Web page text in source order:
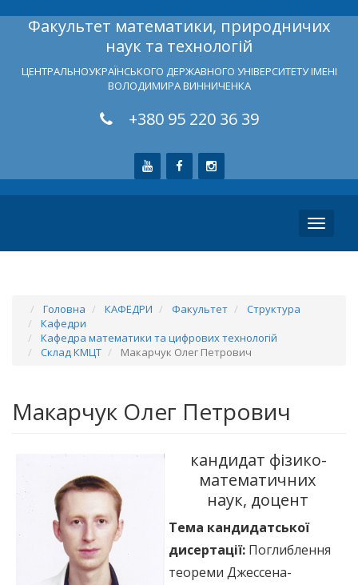
Факультет математики, природничих
наук та технологій
ЦЕНТРАЛЬНОУКРАЇНСЬКОГО ДЕРЖАВНОГО УНІВЕРСИТЕТУ ІМЕНІ
ВОЛОДИМИРА ВИННИЧЕНКА
+380 95 220 36 39
Toggle
Головна КАФЕДРИ Факультет
Структура
Кафедри
Кафедра математики та цифрових технологій
Склад КМЦТ
Макарчук Олег Петрович
Макарчук Олег Петрович
кандидат фізико-
математичних
наук, доцент
Тема кандидатської
дисертації: Поглиблення
теореми Джессена-